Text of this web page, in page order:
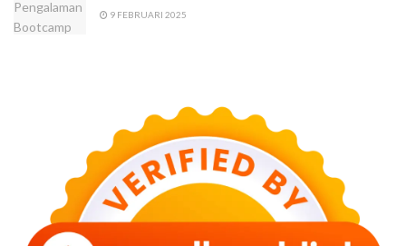
9 FEBRUARI 2025